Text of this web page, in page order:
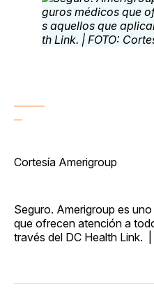
Cortesía Amerigroup
Seguro. Amerigroup es
que ofrecen atención a
través del DC Health Link.